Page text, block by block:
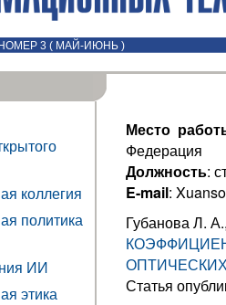
НОМЕР 3 ( МАЙ-ИЮНЬ )
коллегия
политика
ИИ
этика
Место
Федерация
Должность:
E-mail:
Губанова Л.
Статья